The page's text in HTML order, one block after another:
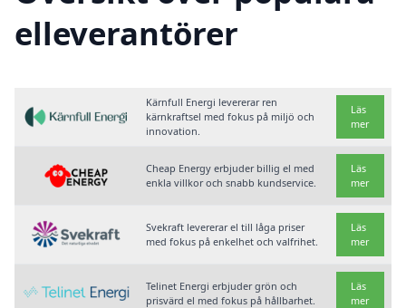
elleverantörer
Kärnfull Energi levererar ren
kärnkraftsel med fokus på miljö och
innovation.
Läs
mer
Cheap Energy erbjuder billig el med
enkla villkor och snabb kundservice.
Läs
mer
Svekraft levererar el till låga priser
med fokus på enkelhet och valfrihet.
Läs
mer
Telinet Energi erbjuder grön och
prisvärd el med fokus på hållbarhet.
Läs
mer